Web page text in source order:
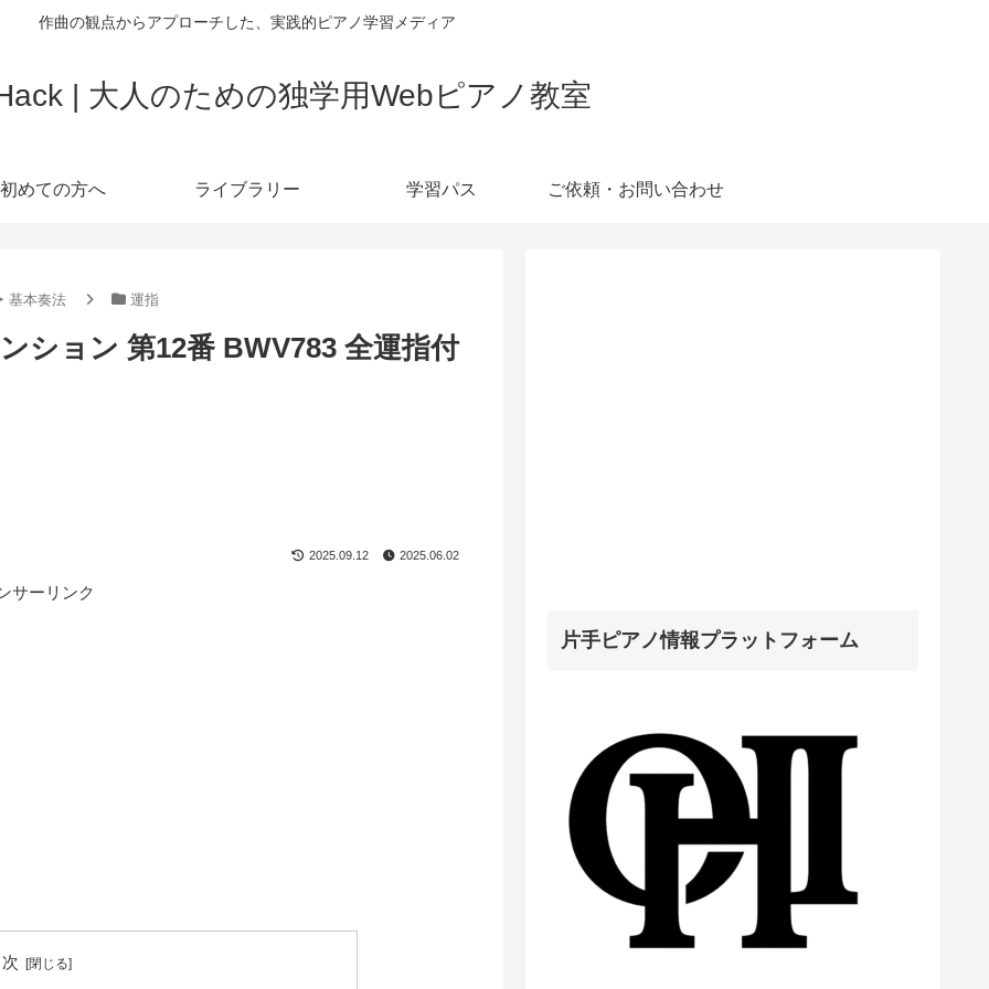
作曲の観点からアプローチした、実践的ピアノ学習メディア
| 大人のための独学用Webピアノ教室
初めての方へ ライブラリー 学習パス ご依頼・お問い合わせ
基本奏法 運指
ション 第12番 BWV783 全運指付
2025.09.12 2025.06.02
サーリンク
片手ピアノ情報プラットフォーム